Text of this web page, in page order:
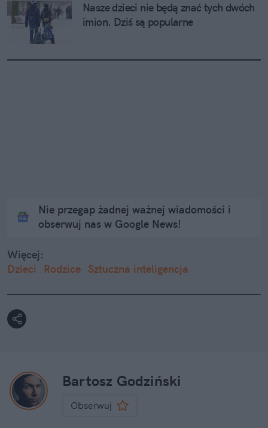
Nasze dzieci nie będą znać tych dwóch
imion. Dziś są popularne
Nie przegap żadnej ważnej wiadomości i
obserwuj nas w Google News!
Więcej:
Dzieci
Rodzice Sztuczna inteligencja
Bartosz Godziński
Obserwuj